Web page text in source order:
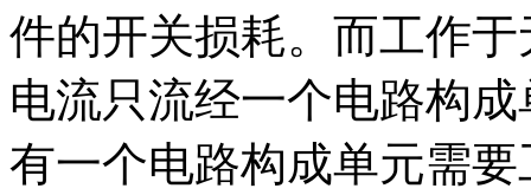
件的开关损耗。而工作
电流只流经一个电路构
有一个电路构成单元需